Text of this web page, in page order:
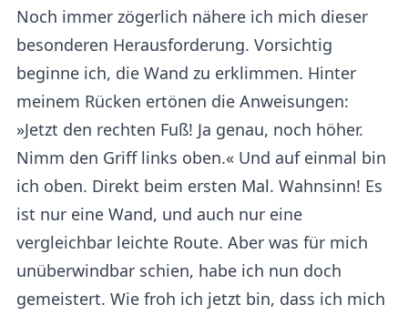
Noch immer zögerlich nähere ich mich dieser
besonderen Herausforderung. Vorsichtig
beginne ich, die Wand zu erklimmen. Hinter
meinem Rücken ertönen die Anweisungen:
»Jetzt den rechten Fuß! Ja genau, noch höher.
Nimm den Griff links oben.« Und auf einmal bin
ich oben. Direkt beim ersten Mal. Wahnsinn! Es
ist nur eine Wand, und auch nur eine
vergleichbar leichte Route. Aber was für mich
unüberwindbar schien, habe ich nun doch
gemeistert. Wie froh ich jetzt bin, dass ich mich